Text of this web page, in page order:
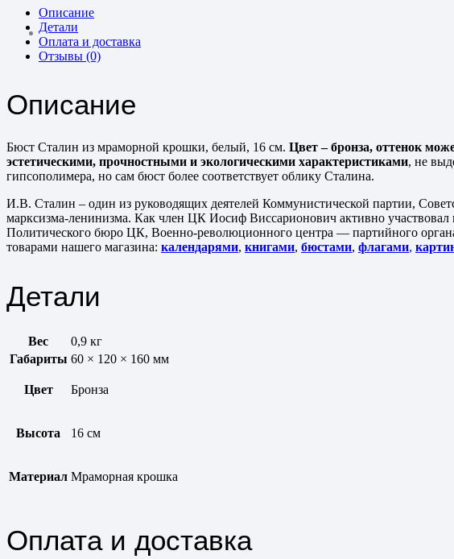
Описание
Детали
Оплата и доставка
Отзывы (0)
Описание
Бюст Сталин из мраморной крошки, белый, 16 см. Цвет – бронза, оттенок
эстетическими, прочностными и экологическими характеристиками, не
гипсополимера, но сам бюст более соответствует облику Сталина.
И.В. Сталин – один из руководящих деятелей Коммунистической партии,
марксизма-ленинизма. Как член ЦК Иосиф Виссарионович активно
Политического бюро ЦК, Военно-революционного центра — партийного
товарами нашего магазина: календарями, книгами, бюстами, флагами,
Детали
Вес
0,9 кг
Габариты 60 × 120 × 160 мм
Цвет Бронза
Высота 16 см
Материал Мраморная крошка
Оплата и доставка